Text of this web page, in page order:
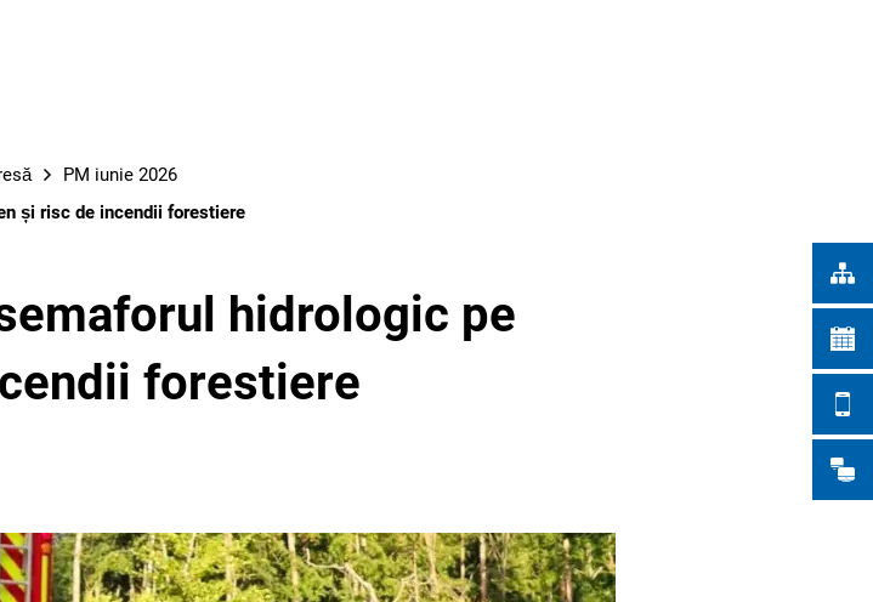
Deutsch
PM iunie 2026
și risc de incendii forestiere
hidrologic pe
forestiere